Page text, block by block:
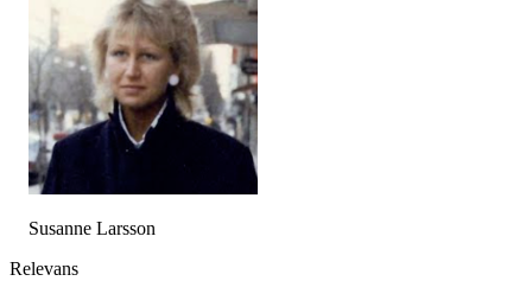
Susanne Larsson
Relevans